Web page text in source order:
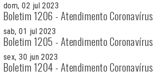
dom, 02 jul 2023
Boletim 1206 - Atendimento Coronavírus
sab, 01 jul 2023
Boletim 1205 - Atendimento Coronavírus
sex, 30 jun 2023
Boletim 1204 - Atendimento Coronavírus